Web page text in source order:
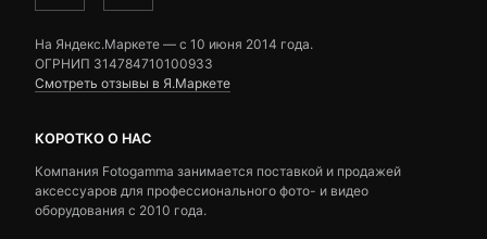
На Яндекс.Маркете — c 10 июня 2014 года.
ОГРНИП 314784710100933
Смотреть отзывы в Я.Маркете
КОРОТКО О НАС
Компания Fotogamma занимается поставкой и продажей
аксессуаров для профессионального фото- и видео
оборудования с 2010 года.